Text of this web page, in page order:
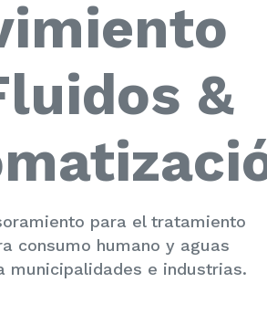
&
para el tratamiento
consumo humano y aguas
municipalidades e industrias.